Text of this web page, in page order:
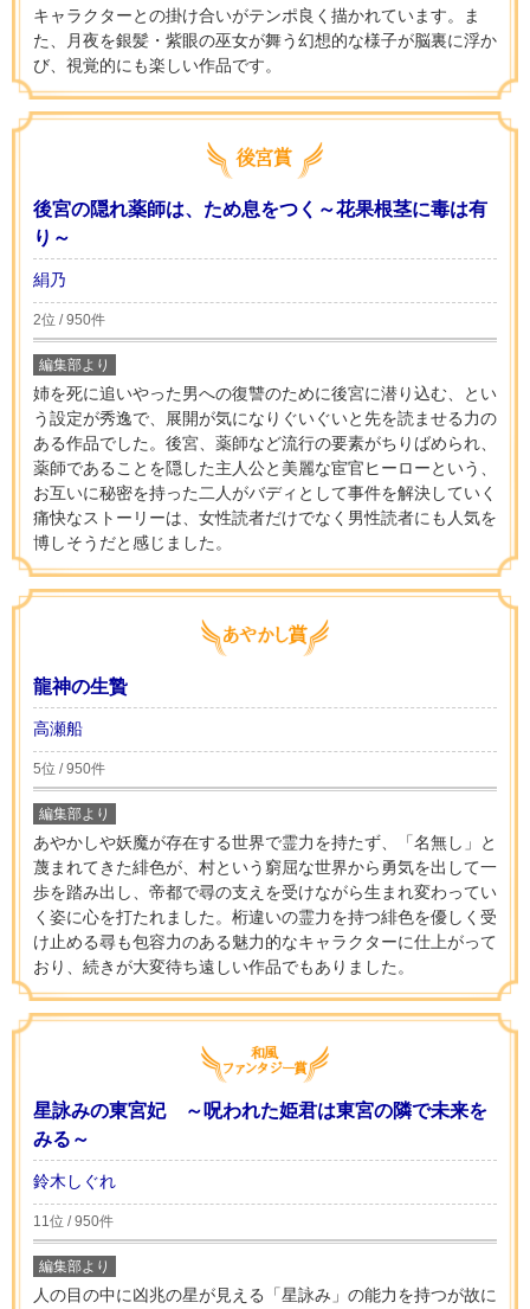
キャラクターとの掛け合いがテンポ良く描かれています。ま
た、月夜を銀髪・紫眼の巫女が舞う幻想的な様子が脳裏に浮か
び、視覚的にも楽しい作品です。
後宮の隠れ薬師は、ため息をつく～花果根茎に毒は有
り～
絹乃
2位 / 950件
編集部より
姉を死に追いやった男への復讐のために後宮に潜り込む、とい
う設定が秀逸で、展開が気になりぐいぐいと先を読ませる力の
ある作品でした。後宮、薬師など流行の要素がちりばめられ、
薬師であることを隠した主人公と美麗な宦官ヒーローという、
お互いに秘密を持った二人がバディとして事件を解決していく
痛快なストーリーは、女性読者だけでなく男性読者にも人気を
博しそうだと感じました。
龍神の生贄
高瀬船
5位 / 950件
編集部より
あやかしや妖魔が存在する世界で霊力を持たず、「名無し」と
蔑まれてきた緋色が、村という窮屈な世界から勇気を出して一
歩を踏み出し、帝都で尋の支えを受けながら生まれ変わってい
く姿に心を打たれました。桁違いの霊力を持つ緋色を優しく受
け止める尋も包容力のある魅力的なキャラクターに仕上がって
おり、続きが大変待ち遠しい作品でもありました。
星詠みの東宮妃 ～呪われた姫君は東宮の隣で未来を
みる～
鈴木しぐれ
11位 / 950件
編集部より
人の目の中に凶兆の星が見える「星詠み」の能力を持つが故に